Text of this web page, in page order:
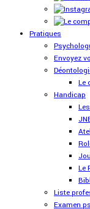
Pratiques
Envoyez
Le
Handicap
Le
Liste
Examen